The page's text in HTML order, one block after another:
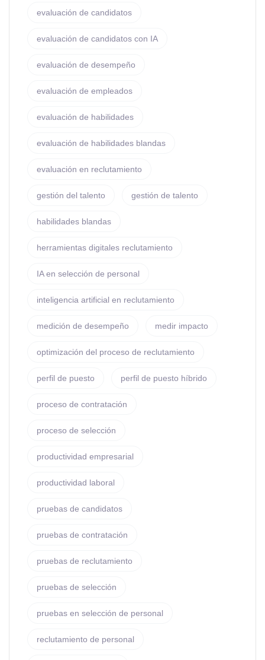
evaluación de candidatos
evaluación de candidatos con IA
evaluación de desempeño
evaluación de empleados
evaluación de habilidades
evaluación de habilidades blandas
evaluación en reclutamiento
gestión del talento gestión de talento
habilidades blandas
herramientas digitales reclutamiento
IA en selección de personal
inteligencia artificial en reclutamiento
medición de desempeño medir impacto
optimización del proceso de reclutamiento
perfil de puesto perfil de puesto híbrido
proceso de contratación
proceso de selección
productividad empresarial
productividad laboral
pruebas de candidatos
pruebas de contratación
pruebas de reclutamiento
pruebas de selección
pruebas en selección de personal
reclutamiento de personal